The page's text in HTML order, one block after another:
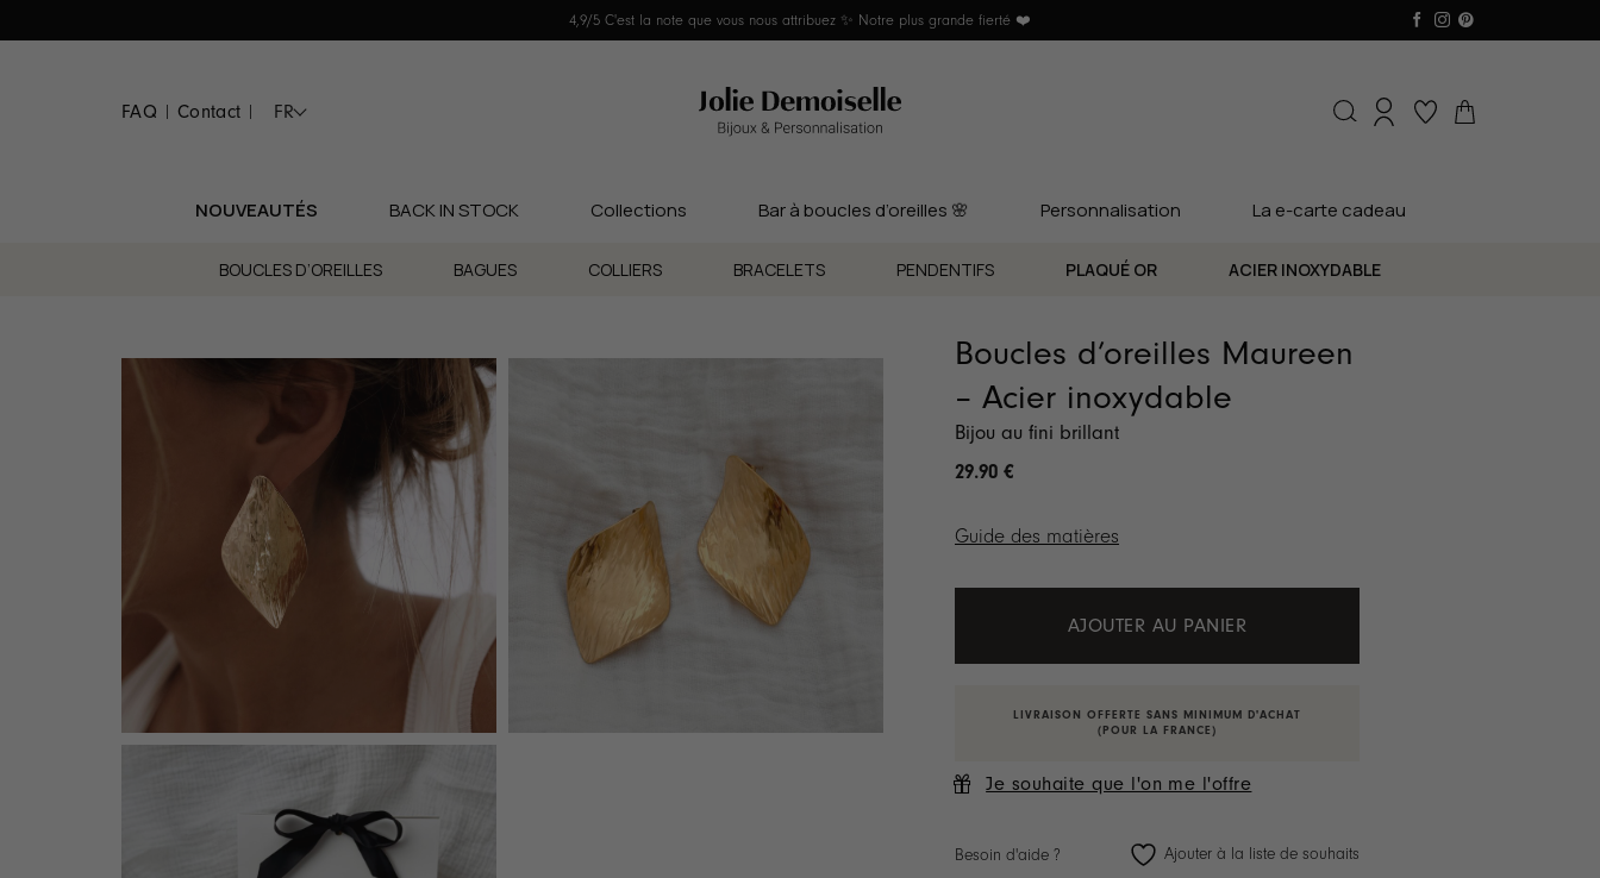
au
4,9/5 C'est la note que vous nous attribuez ✨ Notre plus grande fierté ❤️
FAQ | Contact | FR
NOUVEAUTÉS BACK IN STOCK Collections Bar à boucles d’oreilles 🌸 Personnalisation La e-carte cadeau
BOUCLES D’OREILLES BAGUES COLLIERS BRACELETS PENDENTIFS PLAQUÉ OR ACIER INOXYDABLE
Boucles d’oreilles Maureen
– Acier inoxydable
Bijou au fini brillant
29.90 €
Guide des matières
AJOUTER AU PANIER
LIVRAISON OFFERTE SANS MINIMUM D'ACHAT
(POUR LA FRANCE)
Je souhaite que l'on me l'offre
Besoin d'aide ? Ajouter à la liste de souhaits